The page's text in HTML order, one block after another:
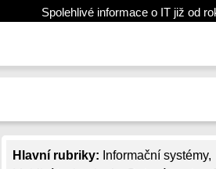
Spolehlivé informace o IT již od
Hlavní rubriky: Informační systémy,